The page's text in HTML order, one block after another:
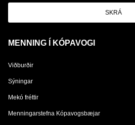
SKRÁ
MENNING Í KÓPAVOGI
Viðburðir
Sýningar
Mekó fréttir
Menningarstefna Kópavogsbæjar